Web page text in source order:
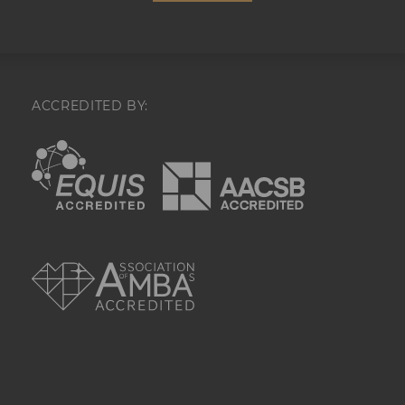
ACCREDITED BY:
EQUISli_oatml
von LinkedIn zu
Analysezwecke
lms_analytics